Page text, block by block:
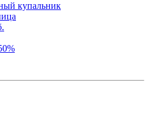
купальник